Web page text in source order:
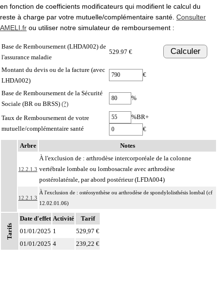
en fonction de coefficients modificateurs qui modifient le calcul du
reste à charge par votre mutuelle/complémentaire santé. Consulter
AMELI.fr ou utiliser notre simulateur de remboursement :
Base de Remboursement (LHDA002) de
l'assurance maladie
529.97 € Calculer
Montant du devis ou de la facture (avec
LHDA002)
€
Base de Remboursement de la Sécurité
Sociale (BR ou BRSS) (?)
%
Taux de Remboursement de votre
mutuelle/complémentaire santé
%BR+
€
Arbre Notes
12.2.1.3
À l'exclusion de : arthrodèse intercorporéale de la colonne
vertébrale lombale ou lombosacrale avec arthrodèse
postérolatérale, par abord postérieur (LFDA004)
12.2.1.3
À l'exclusion de : ostéosynthèse ou arthrodèse de spondylolisthésis lombal (cf
12.02.01.06)
12.2.1
Facturation : ne peuvent pas être facturés avec les actes du sous chapitre 01.03
(ACTES THÉRAPEUTIQUES SUR LE SYSTÈME NERVEUX CENTRAL
Tarifs
Date d'effet Activité
Tarif
01/01/2025 1
529,97 €
01/01/2025 4 239,22 €